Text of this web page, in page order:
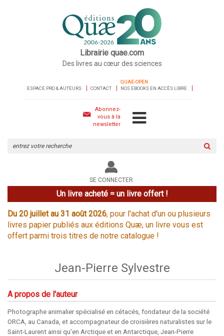
Librairie quae.com
Des livres au cœur des sciences
ESPACE PRO & AUTEURS CONTACT
QUAE-OPEN
NOS EBOOKS EN ACCÈS LIBRE
Abonnez-
vous à la
newsletter
le
site
SE CONNECTER
Un livre acheté = un livre offert !
Du 20 juillet au 31 août 2026, pour l'achat d'un ou plusieurs
livres papier publiés aux éditions Quæ, un livre vous est
offert parmi trois titres de notre catalogue !
Jean-Pierre Sylvestre
A propos de l'auteur
Photographe animalier spécialisé en cétacés, fondateur de la société
ORCA, au Canada, et accompagnateur de croisières naturalistes sur le
Saint-Laurent ainsi qu’en Arctique et en Antarctique, Jean-Pierre